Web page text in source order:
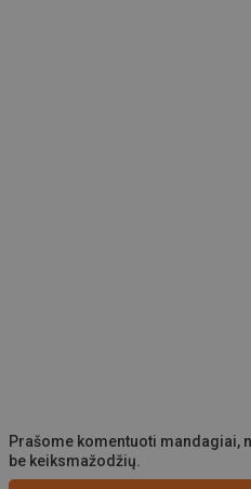
Prašome komentuoti mandagiai,
be keiksmažodžių.